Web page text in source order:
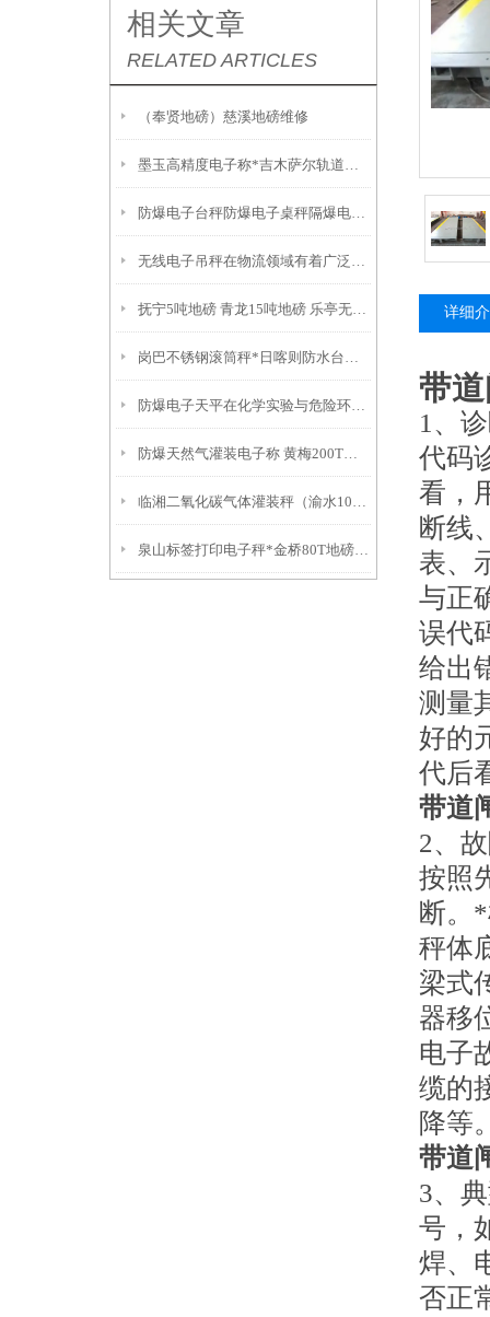
相关文章
RELATED ARTICLES
（奉贤地磅）慈溪地磅维修
墨玉高精度电子称*吉木萨尔轨道衡*泽普200T吊秤
防爆电子台秤防爆电子桌秤隔爆电子台秤 防腐蚀电子秤维修
无线电子吊秤在物流领域有着广泛的应用优势
抚宁5吨地磅 青龙15吨地磅 乐亭无线便携式地磅
岗巴不锈钢滚筒秤*日喀则防水台秤*拉萨不锈钢称*城关1吨吊秤
防爆电子天平在化学实验与危险环境中的应用与优势
防爆天然气灌装电子称 黄梅200T吊秤 枣阳50T汽车衡故障维修
临湘二氧化碳气体灌装秤（渝水10T吊秤）永丰电子秤
泉山标签打印电子秤*金桥80T地磅*嘉定行车秤*九亭防爆桌称
详细
带
1、
代码
看，
断线
表、
与正
误代
给出
测量
好的
代后
带道
2、
按照
断。
秤体
梁式
器移
电子
缆的
降等
带道
3、
号，
焊、
否正